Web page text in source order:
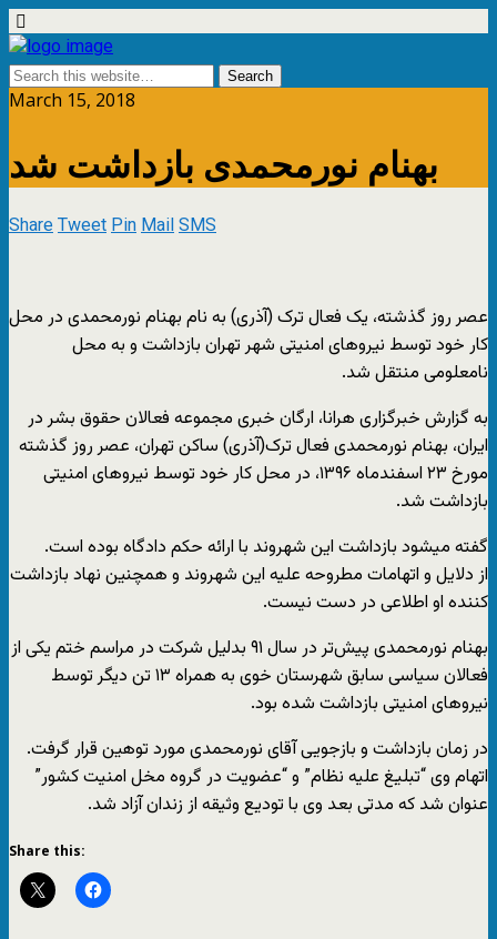
March 15, 2018
بهنام نورمحمدی بازداشت شد
ShareTweetPinMailSMS
عصر روز گذشته، یک فعال ترک (آذری) به نام بهنام نورمحمدی در محل
کار خود توسط نیروهای امنیتی شهر تهران بازداشت و به محل
نامعلومی منتقل شد.
به گزارش خبرگزاری هرانا، ارگان خبری مجموعه فعالان حقوق بشر در
ایران، بهنام نورمحمدی فعال ترک(آذری) ساکن تهران، عصر روز گذشته
مورخ ۲۳ اسفندماه ۱۳۹۶، در محل کار خود توسط نیروهای امنیتی
بازداشت شد.
گفته میشود بازداشت این شهروند با ارائه حکم دادگاه بوده است.
از دلایل و اتهامات مطروحه علیه این شهروند و همچنین نهاد بازداشت
کننده او اطلاعی در دست نیست.
بهنام نورمحمدی پیش‌تر در سال ۹۱ بدلیل شرکت در مراسم ختم یکی از
فعالان سیاسی سابق شهرستان خوی به همراه ۱۳ تن دیگر توسط
نیروهای امنیتی بازداشت شده بود.
در زمان بازداشت و بازجویی آقای نورمحمدی مورد توهین قرار گرفت.
اتهام وی “تبلیغ علیه نظام” و “عضویت در گروه مخل امنیت کشور”
عنوان شد که مدتی بعد وی با تودیع وثیقه از زندان آزاد شد.
Share this: